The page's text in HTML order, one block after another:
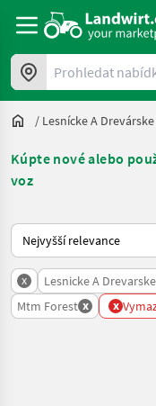
Prohledat nabídky
/ Lesnícke A
Kúpte nové alebo
voz
Takto se řadí nabídky
x Lesnicke A
Mtm Forest x x